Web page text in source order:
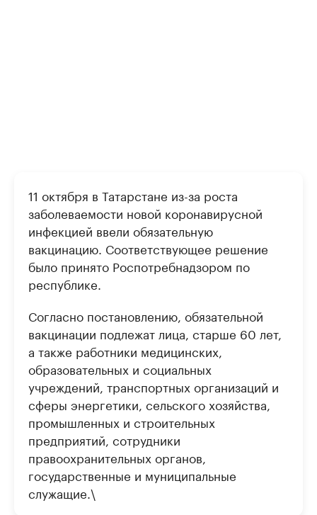
11 октября в Татарстане из-за роста
заболеваемости новой коронавирусной
инфекцией ввели обязательную
вакцинацию. Соответствующее решение
было принято Роспотребнадзором по
республике.
Согласно постановлению, обязательной
вакцинации подлежат лица, старше 60 лет,
а также работники медицинских,
образовательных и социальных
учреждений, транспортных организаций и
сферы энергетики, сельского хозяйства,
промышленных и строительных
предприятий, сотрудники
правоохранительных органов,
государственные и муниципальные
служащие.\